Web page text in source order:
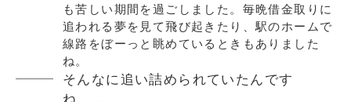
も苦しい期間を過ごしました。毎晩借金取りに
追われる夢を見て飛び起きたり、駅のホームで
線路をぼーっと眺めているときもありました
ね。
そんなに追い詰められていたんです
ね……。